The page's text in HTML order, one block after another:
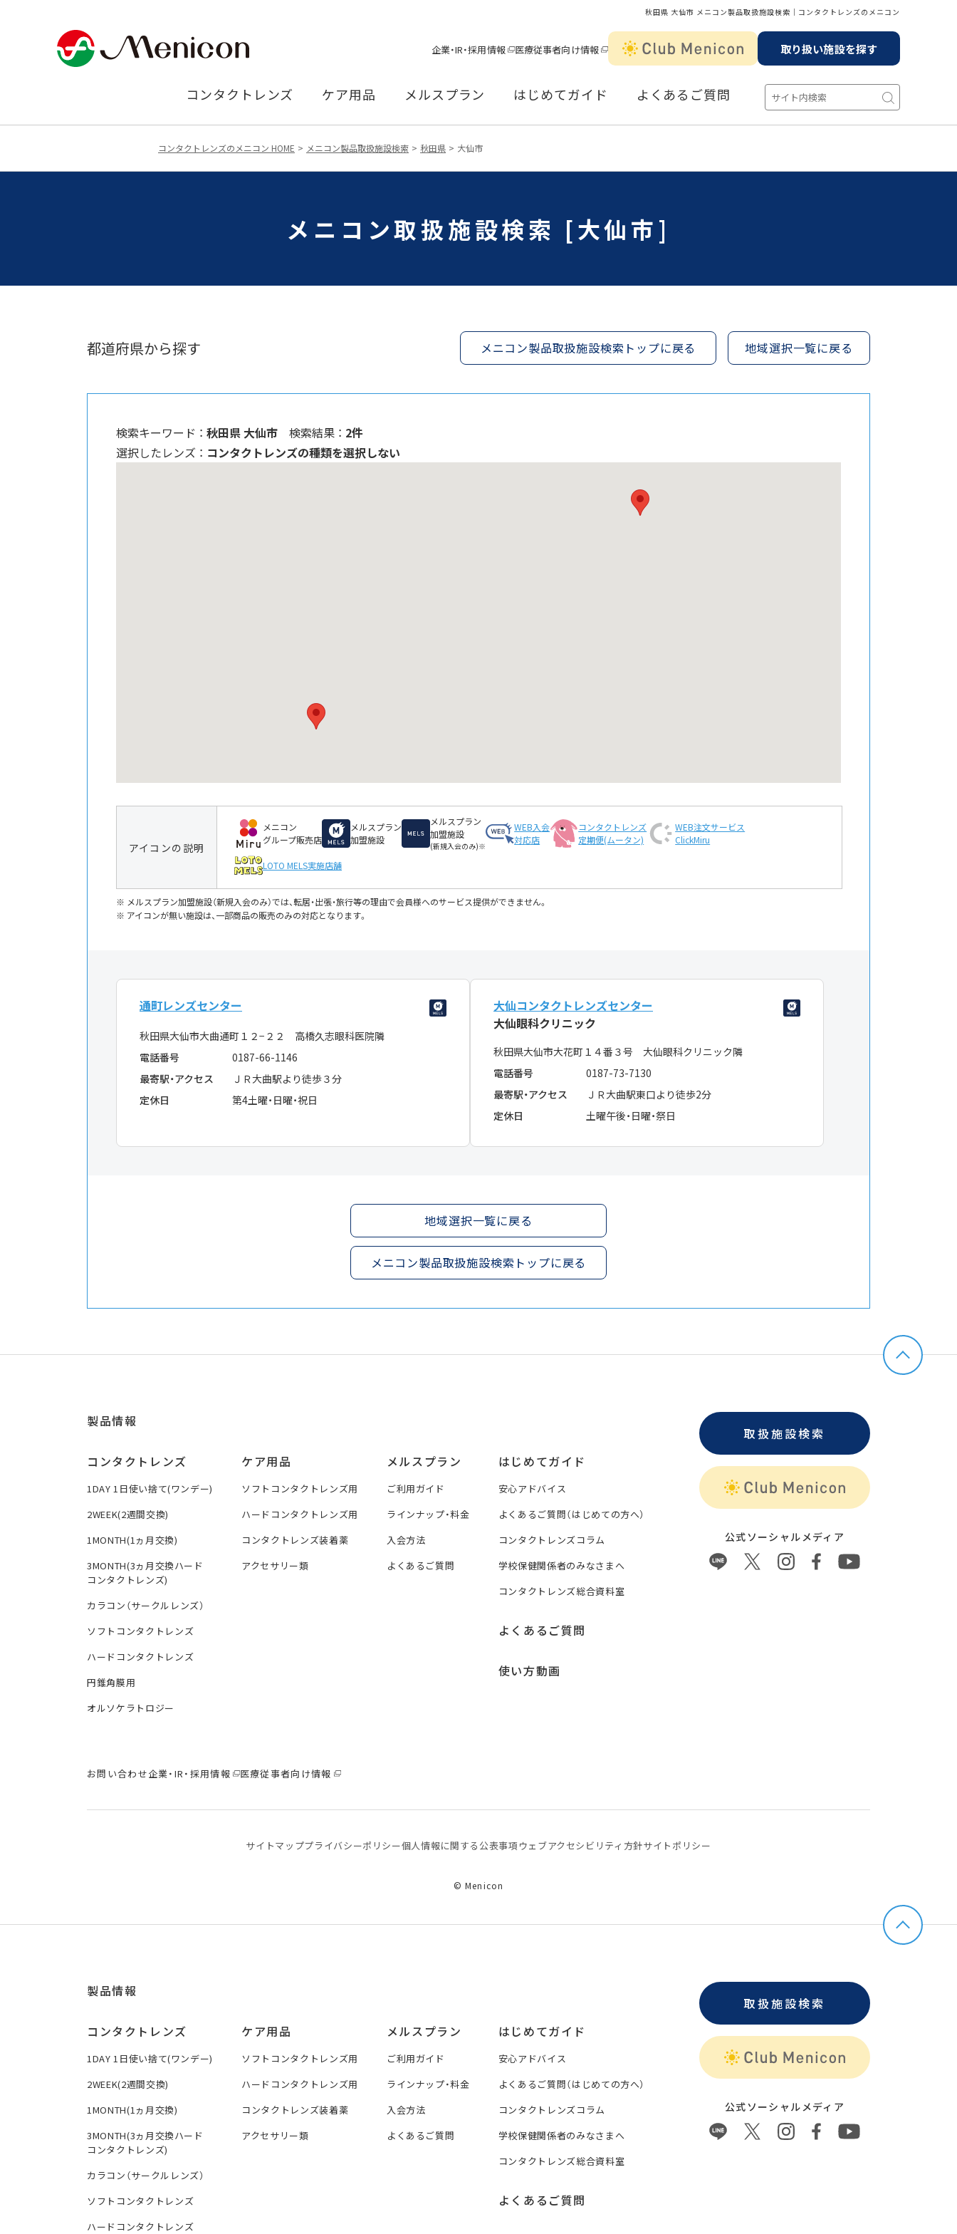
秋田県 大仙市 メニコン製品取扱施設検索│コンタクトレンズのメニコン
企業・IR・採用情報 医療従事者向け情報 取り扱い施設を探す
コンタクトレンズ ケア用品 メルスプラン はじめてガイド よくあるご質問
コンタクトレンズのメニコン HOME メニコン製品取扱施設検索 秋田県 大仙市
メニコン取扱施設検索 [大仙市]
都道府県から探す メニコン製品取扱施設検索トップに戻る 地域選択一覧に戻る
検索キーワード ： 秋田県 大仙市 検索結果 ： 2件
選択したレンズ ： コンタクトレンズの種類を選択しない
アイコンの説明
メニコン
グループ販売店
メルスプラン
加盟施設
メルスプラン
加盟施設
(新規入会のみ)※
WEB入会
対応店
コンタクトレンズ
定期便(ムータン)
WEB注文サービス
ClickMiru
LOTO MELS実施店舗
メルスプラン加盟施設（新規入会のみ）では、転居・出張・旅行等の理由で会員様へのサービス提供ができません。
アイコンが無い施設は、一部商品の販売のみの対応となります。
通町レンズセンター
秋田県大仙市大曲通町１２−２２ 高橋久志眼科医院隣
電話番号
0187-66-1146
最寄駅・アクセス
ＪＲ大曲駅より徒歩３分
定休日
第4土曜・日曜・祝日
大仙コンタクトレンズセンター
大仙眼科クリニック
秋田県大仙市大花町１４番３号 大仙眼科クリニック隣
電話番号
0187-73-7130
最寄駅・アクセス
ＪＲ大曲駅東口より徒歩2分
定休日
土曜午後・日曜・祭日
地域選択一覧に戻る
メニコン製品取扱施設検索トップに戻る
製品情報
コンタクトレンズ
1DAY 1日使い捨て(ワンデー)
2WEEK(2週間交換)
1MONTH(1ヵ月交換)
3MONTH(3ヵ月交換ハード
コンタクトレンズ)
カラコン（サークルレンズ）
ソフトコンタクトレンズ
ハードコンタクトレンズ
円錐角膜用
オルソケラトロジー
ケア用品
ソフトコンタクトレンズ用
ハードコンタクトレンズ用
コンタクトレンズ装着薬
アクセサリー類
メルスプラン
ご利用ガイド
ラインナップ・料金
入会方法
よくあるご質問
はじめてガイド
安心アドバイス
よくあるご質問（はじめての方へ）
コンタクトレンズコラム
学校保健関係者のみなさまへ
コンタクトレンズ総合資料室
よくあるご質問
使い方動画
取扱施設検索
公式ソーシャルメディア
お問い合わせ企業・IR・採用情報 医療従事者向け情報
サイトマッププライバシーポリシー個⼈情報に関する公表事項 ウェブアクセシビリティ方針サイトポリシー
© Menicon
製品情報
コンタクトレンズ
1DAY 1日使い捨て(ワンデー)
2WEEK(2週間交換)
1MONTH(1ヵ月交換)
3MONTH(3ヵ月交換ハード
コンタクトレンズ)
カラコン（サークルレンズ）
ソフトコンタクトレンズ
ハードコンタクトレンズ
ケア用品
ソフトコンタクトレンズ用
ハードコンタクトレンズ用
コンタクトレンズ装着薬
アクセサリー類
メルスプラン
ご利用ガイド
ラインナップ・料金
入会方法
よくあるご質問
はじめてガイド
安心アドバイス
よくあるご質問（はじめての方へ）
コンタクトレンズコラム
学校保健関係者のみなさまへ
コンタクトレンズ総合資料室
よくあるご質問
取扱施設検索
公式ソーシャルメディア